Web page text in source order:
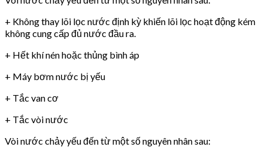
+ Không thay lõi lọc nước định kỳ khiến lõi lọc hoạt động kém
không cung cấp đủ nước đầu ra.
+ Hết khí nén hoặc thủng bình áp
+ Máy bơm nước bị yếu
+ Tắc van cơ
+ Tắc vòi nước
Vòi nước chảy yếu đến từ một số nguyên nhân sau: